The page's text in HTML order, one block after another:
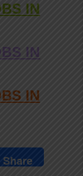
IN
IN
IN
Share